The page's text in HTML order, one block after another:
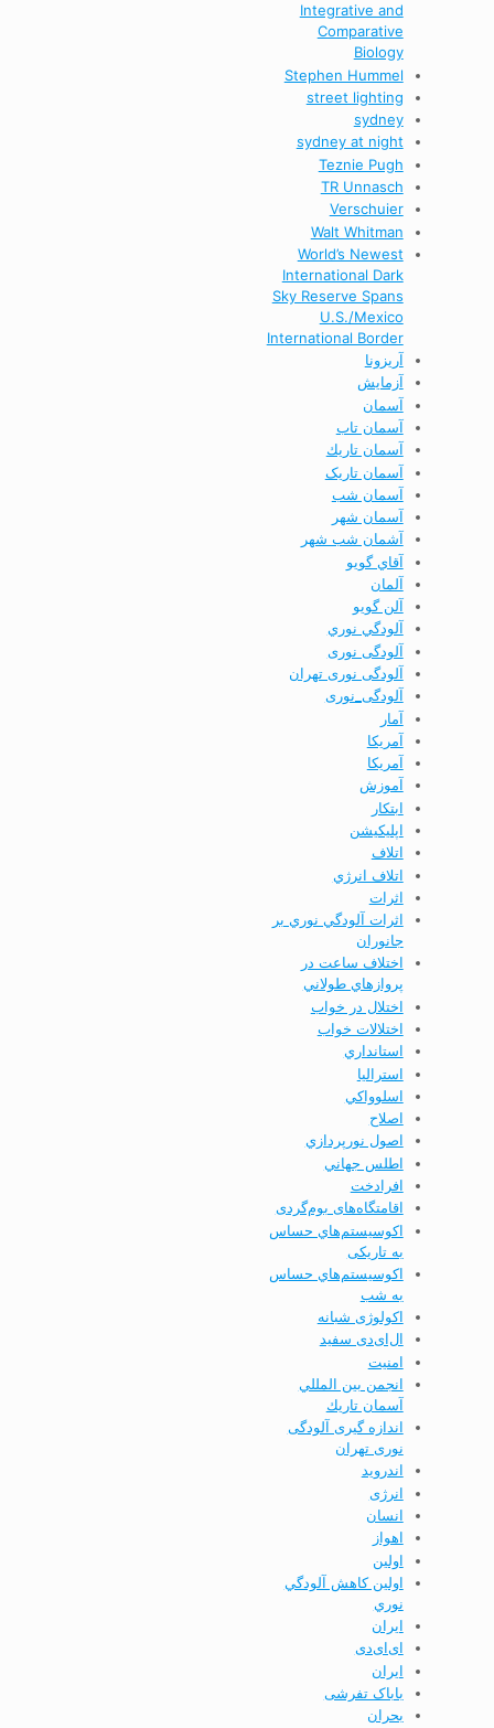
Integrative and
Comparative
Biology
Stephen Hummel
street lighting
sydney
sydney at night
Teznie Pugh
TR Unnasch
Verschuier
Walt Whitman
World’s Newest
International Dark
Sky Reserve Spans
U.S./Mexico
International Border
آریزونا
آزمایش
آسمان
آسمان تاب
آسمان تاريك
آسمان تاریک
آسمان شب
آسمان شهر
آشمان شب شهر
آقاي گويو
آلمان
آلن گويو
آلودگي نوري
آلودگی نوری
آلودگی نوری تهران
آلودگی_نوری
آمار
آمريكا
آمریکا
آموزش
ابتكار
اپليكيشن
اتلاف
اتلاف انرژي
اثرات
اثرات آلودگي نوري بر
جانوران
اختلاف ساعت در
پروازهاي طولاني
اختلال در خواب
اختلالات خواب
استانداري
استرالیا
اسلوواكي
اصلاح
اصول نورپردازي
اطلس جهاني
افرادخت
اقامتگاه‌های بوم‌گردی
اکوسیستم‌هاي حساس
به تاریکی
اکوسیستم‌هاي حساس
به شب
اکولوژی شبانه
ال‌ای‌دی سفید
امنيت
انجمن بين المللي
آسمان تاريك
اندازه گیری آلودگی
نوری تهران
اندرويد
انرژی
انسان
اهواز
اولين
اولين كاهش آلودگي
نوري
ايران
ای‌ای‌دی
ایران
باباک تفرشی
بحران